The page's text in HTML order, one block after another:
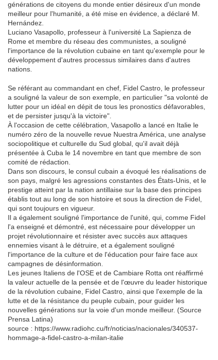
générations de citoyens du monde entier désireux d'un monde
meilleur pour l'humanité, a été mise en évidence, a déclaré M.
Hernández.
Luciano Vasapollo, professeur à l'université La Sapienza de
Rome et membre du réseau des communistes, a souligné
l'importance de la révolution cubaine en tant qu'exemple pour le
développement d'autres processus similaires dans d'autres
nations.
Se référant au commandant en chef, Fidel Castro, le professeur
a souligné la valeur de son exemple, en particulier "sa volonté de
lutter pour un idéal en dépit de tous les pronostics défavorables,
et de persister jusqu'à la victoire".
À l'occasion de cette célébration, Vasapollo a lancé en Italie le
numéro zéro de la nouvelle revue Nuestra América, une analyse
sociopolitique et culturelle du Sud global, qu'il avait déjà
présentée à Cuba le 14 novembre en tant que membre de son
comité de rédaction.
Dans son discours, le consul cubain a évoqué les réalisations de
son pays, malgré les agressions constantes des États-Unis, et le
prestige atteint par la nation antillaise sur la base des principes
établis tout au long de son histoire et sous la direction de Fidel,
qui sont toujours en vigueur.
Il a également souligné l'importance de l'unité, qui, comme Fidel
l'a enseigné et démontré, est nécessaire pour développer un
projet révolutionnaire et résister avec succès aux attaques
ennemies visant à le détruire, et a également souligné
l'importance de la culture et de l'éducation pour faire face aux
campagnes de désinformation.
Les jeunes Italiens de l'OSE et de Cambiare Rotta ont réaffirmé
la valeur actuelle de la pensée et de l'œuvre du leader historique
de la révolution cubaine, Fidel Castro, ainsi que l'exemple de la
lutte et de la résistance du peuple cubain, pour guider les
nouvelles générations sur la voie d'un monde meilleur. (Source
Prensa Latina)
source : https://www.radiohc.cu/fr/noticias/nacionales/340537-
hommage-a-fidel-castro-a-milan-italie